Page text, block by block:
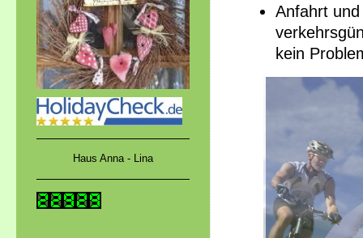
Anfahrt
kein
Haus Anna - Lina